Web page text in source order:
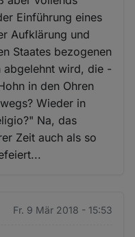
Einführung eines
Aufklärung und
Staates bezogenen
abgelehnt wird, die -
in den Ohren
Wieder in
Na, das
Zeit auch als so
Fr. 9 Mär 2018 - 15:53